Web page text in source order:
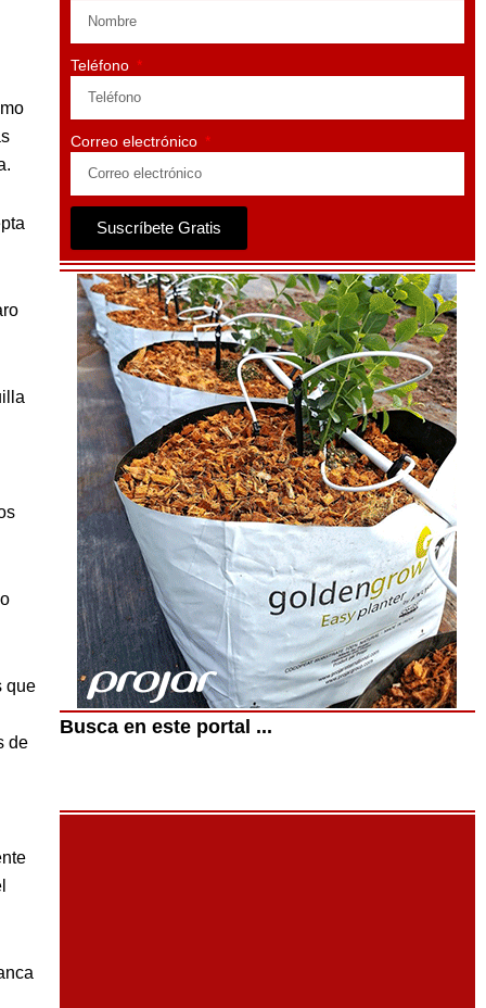
que
de
Teléfono
Correo electrónico
Suscríbete Gratis
Busca en este portal ...